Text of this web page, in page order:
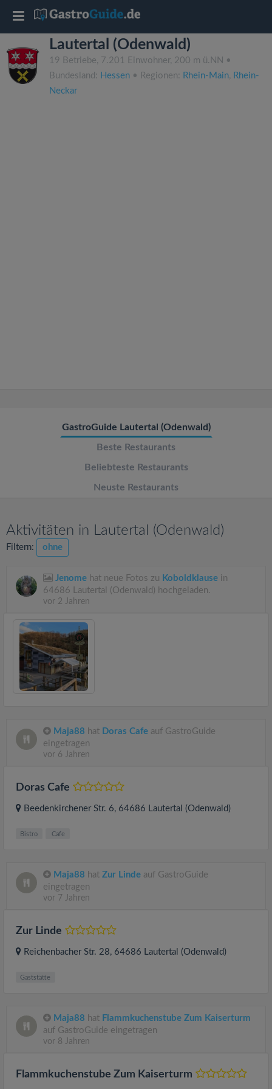
Lautertal (Odenwald)
19 Betriebe, 7.201 Einwohner, 200 m ü.NN •
Bundesland: Hessen • Regionen: Rhein-Main, Rhein-
Neckar
GastroGuide Lautertal (Odenwald)
Beste Restaurants
Beliebteste Restaurants
Neuste Restaurants
Aktivitäten in Lautertal (Odenwald)
Filtern: ohne
Jenome hat neue Fotos zu Koboldklause in
64686 Lautertal (Odenwald) hochgeladen.
vor 2 Jahren
Maja88 hat Doras Cafe auf GastroGuide
eingetragen
vor 6 Jahren
Doras Cafe
Beedenkirchener Str. 6, 64686 Lautertal (Odenwald)
Bistro Cafe
Maja88 hat Zur Linde auf GastroGuide
eingetragen
vor 7 Jahren
Zur Linde
Reichenbacher Str. 28, 64686 Lautertal (Odenwald)
Gaststätte
Maja88 hat Flammkuchenstube Zum Kaiserturm
auf GastroGuide eingetragen
vor 8 Jahren
Flammkuchenstube Zum Kaiserturm
T
o
g
n